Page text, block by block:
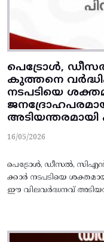
പെട്രോൾ,
കുത്തനെ
നടപടിയെ
16/05/2026
പെട്രോൾ, ഡീസൽ,
ക്കാർ നടപടിയെ
ഈ വിലവർദ്ധനവ്